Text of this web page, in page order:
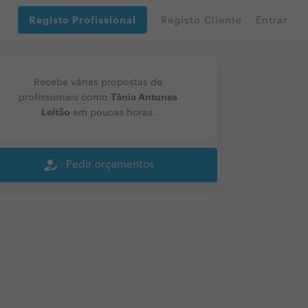
Registo Profissional Registo Cliente Entrar
Receba várias propostas de
profissionais como Tânia Antunes
Leitão em poucas horas.
how_to_reg Pedir orçamentos